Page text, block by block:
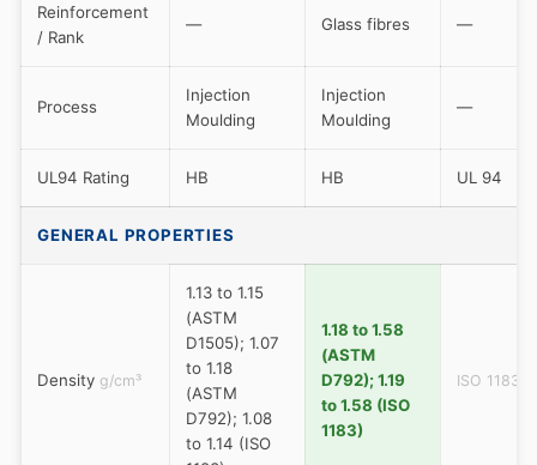
Reinforcement
/ Rank
— Glass fibres —
Process
Injection
Moulding
Injection
Moulding
—
UL94 Rating HB HB UL 94
GENERAL PROPERTIES
Density g/cm³
1.13 to 1.15
(ASTM
D1505); 1.07
to 1.18
(ASTM
D792); 1.08
to 1.14 (ISO
1.18 to 1.58
(ASTM
D792); 1.19
to 1.58 (ISO
1183)
ISO 1183